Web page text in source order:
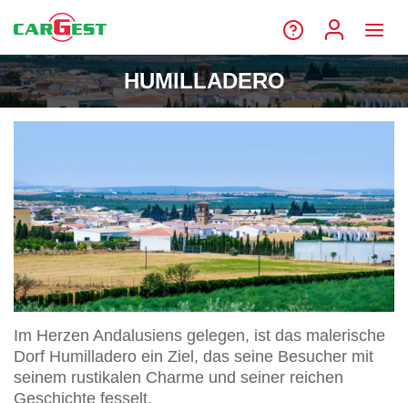
HUMILLADERO
Im Herzen Andalusiens gelegen, ist das malerische
Dorf Humilladero ein Ziel, das seine Besucher mit
seinem rustikalen Charme und seiner reichen
Geschichte fesselt.